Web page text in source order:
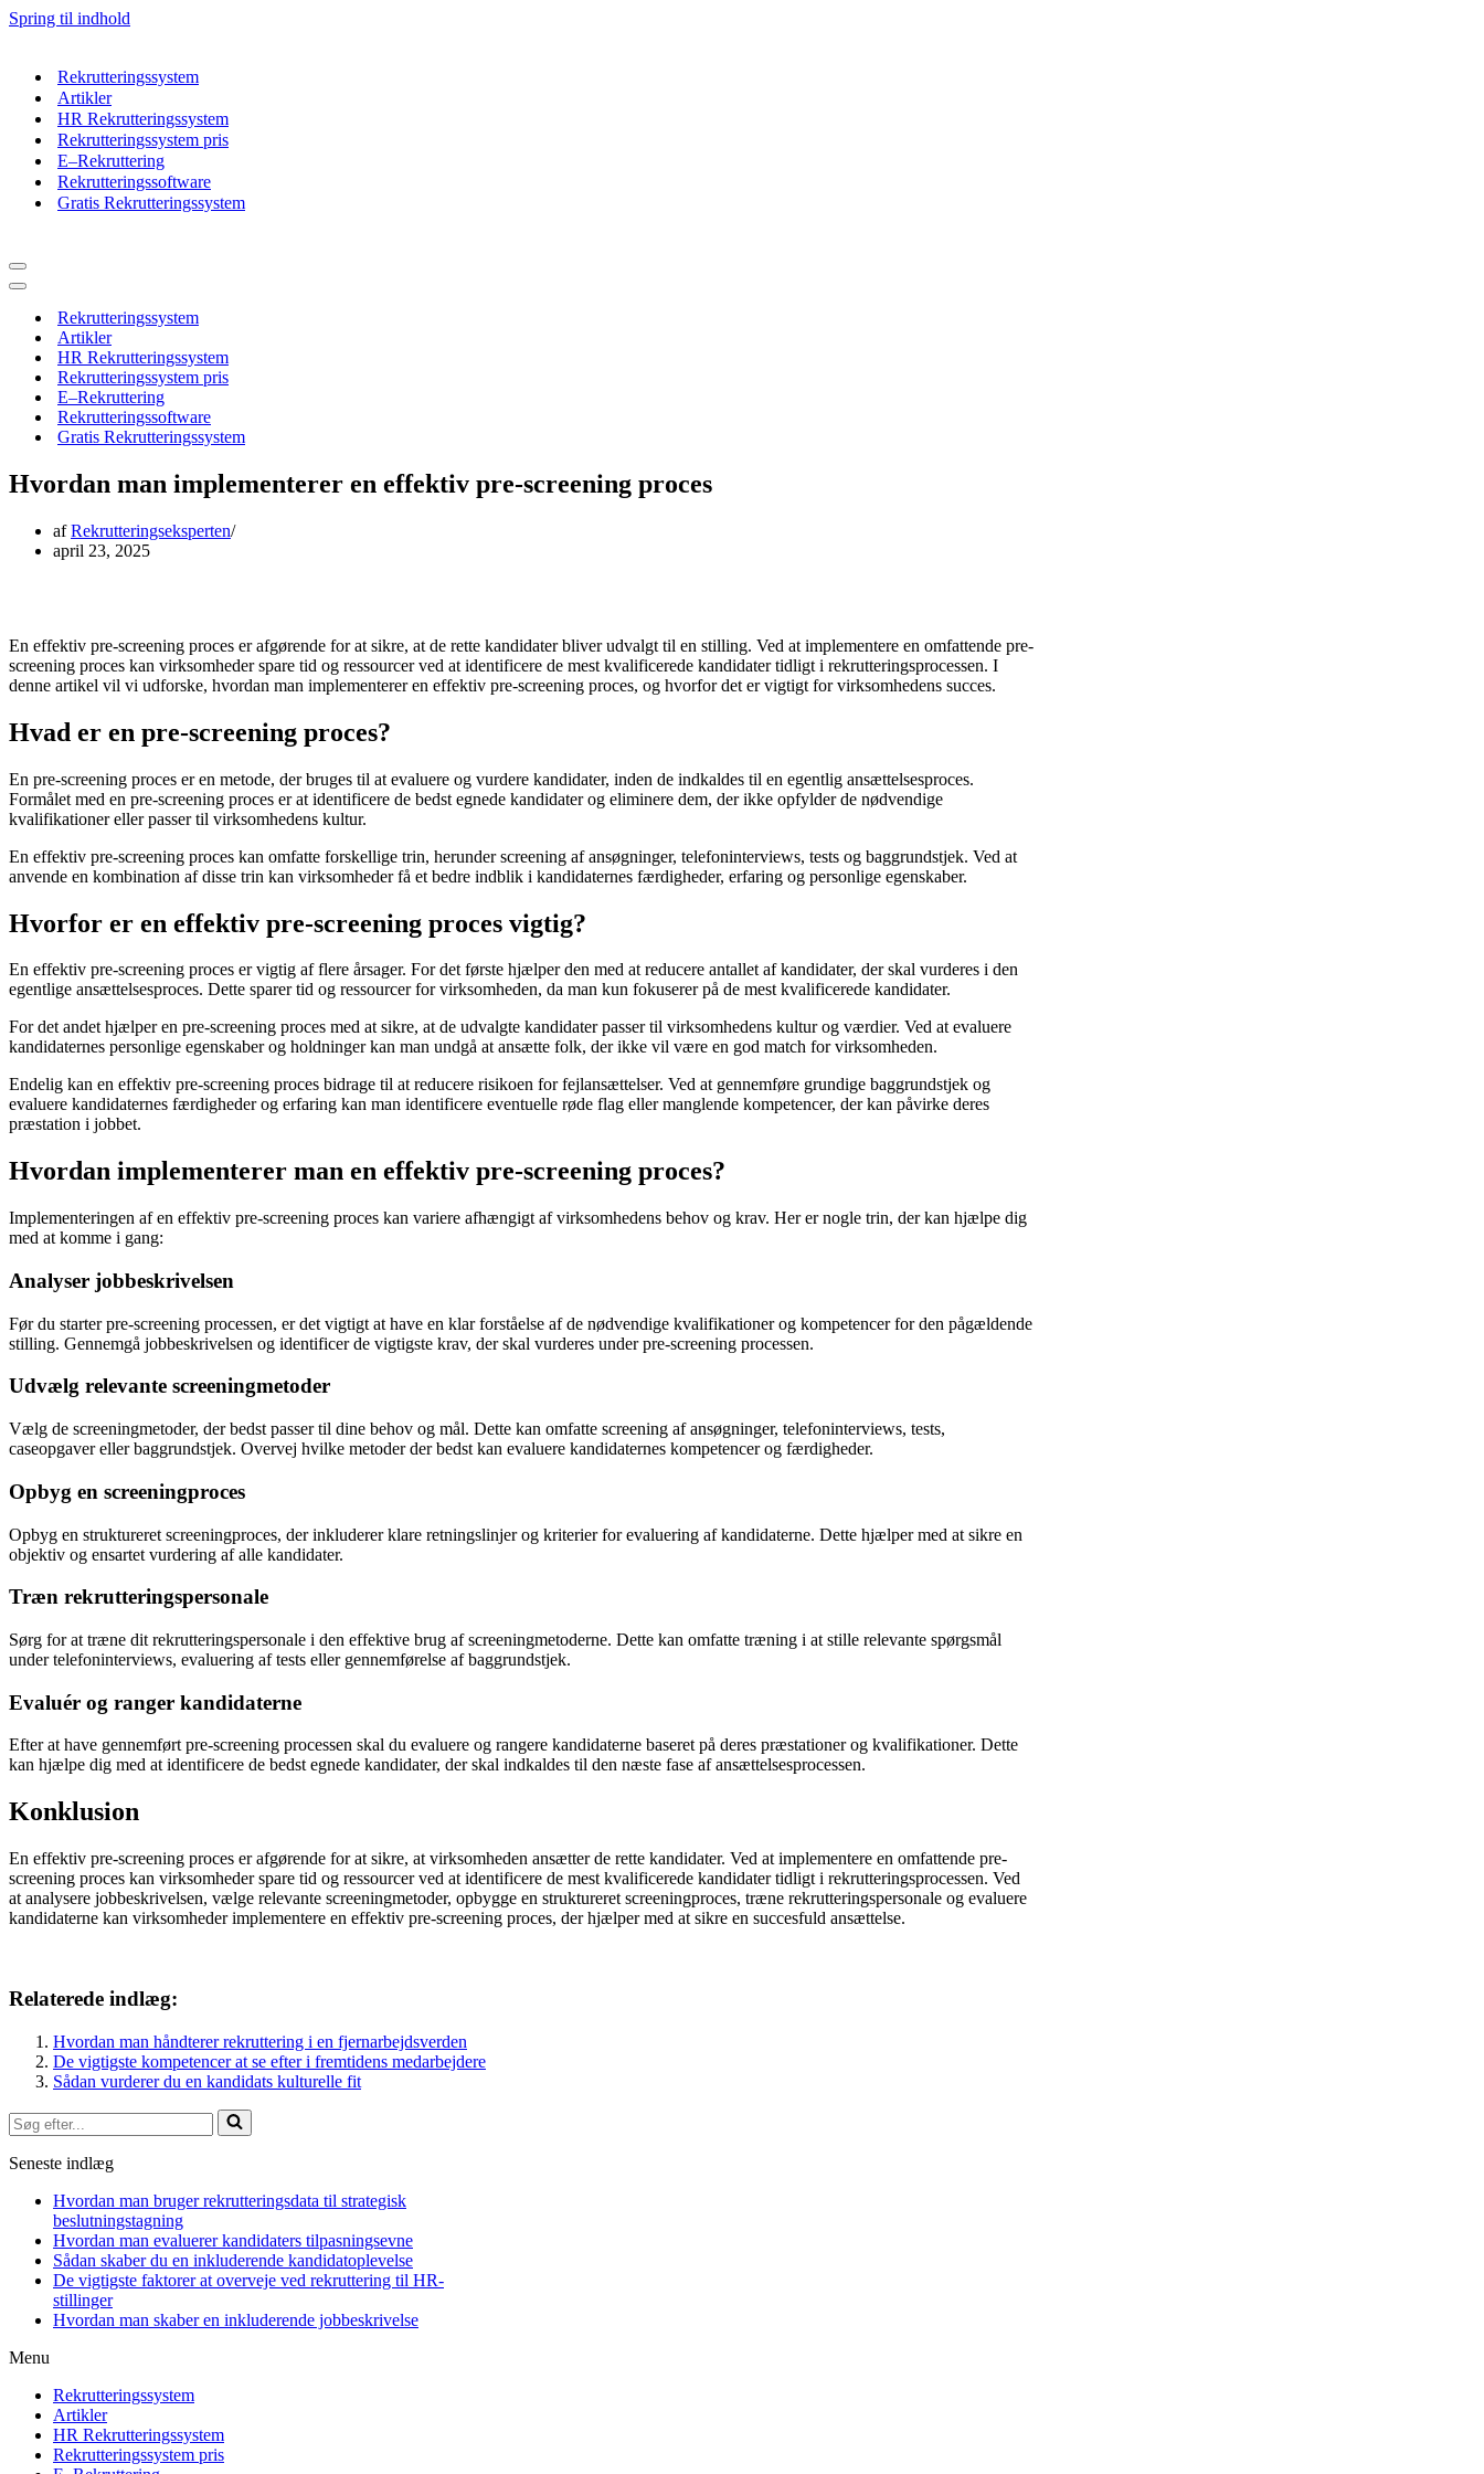
Spring til indhold
Rekrutteringssystem
Artikler
HR Rekrutteringssystem
Rekrutteringssystem pris
E–Rekruttering
Rekrutteringssoftware
Gratis Rekrutteringssystem
Navigation
menu
Navigation
Rekrutteringssystem
Artikler
HR Rekrutteringssystem
Rekrutteringssystem pris
E–Rekruttering
Rekrutteringssoftware
Gratis Rekrutteringssystem
Hvordan man implementerer en effektiv pre-screening proces
afRekrutteringseksperten
april 23, 2025
En effektiv pre-screening proces er afgørende for at sikre, at de rette kandidater bliver udvalgt til en stilling. Ved at implementere en omfattende pre-
screening proces kan virksomheder spare tid og ressourcer ved at identificere de mest kvalificerede kandidater tidligt i rekrutteringsprocessen. I
denne artikel vil vi udforske, hvordan man implementerer en effektiv pre-screening proces, og hvorfor det er vigtigt for virksomhedens succes.
Hvad er en pre-screening proces?
En pre-screening proces er en metode, der bruges til at evaluere og vurdere kandidater, inden de indkaldes til en egentlig ansættelsesproces.
Formålet med en pre-screening proces er at identificere de bedst egnede kandidater og eliminere dem, der ikke opfylder de nødvendige
kvalifikationer eller passer til virksomhedens kultur.
En effektiv pre-screening proces kan omfatte forskellige trin, herunder screening af ansøgninger, telefoninterviews, tests og baggrundstjek. Ved at
anvende en kombination af disse trin kan virksomheder få et bedre indblik i kandidaternes færdigheder, erfaring og personlige egenskaber.
Hvorfor er en effektiv pre-screening proces vigtig?
En effektiv pre-screening proces er vigtig af flere årsager. For det første hjælper den med at reducere antallet af kandidater, der skal vurderes i den
egentlige ansættelsesproces. Dette sparer tid og ressourcer for virksomheden, da man kun fokuserer på de mest kvalificerede kandidater.
For det andet hjælper en pre-screening proces med at sikre, at de udvalgte kandidater passer til virksomhedens kultur og værdier. Ved at evaluere
kandidaternes personlige egenskaber og holdninger kan man undgå at ansætte folk, der ikke vil være en god match for virksomheden.
Endelig kan en effektiv pre-screening proces bidrage til at reducere risikoen for fejlansættelser. Ved at gennemføre grundige baggrundstjek og
evaluere kandidaternes færdigheder og erfaring kan man identificere eventuelle røde flag eller manglende kompetencer, der kan påvirke deres
præstation i jobbet.
Hvordan implementerer man en effektiv pre-screening proces?
Implementeringen af en effektiv pre-screening proces kan variere afhængigt af virksomhedens behov og krav. Her er nogle trin, der kan hjælpe dig
med at komme i gang:
Analyser jobbeskrivelsen
Før du starter pre-screening processen, er det vigtigt at have en klar forståelse af de nødvendige kvalifikationer og kompetencer for den pågældende
stilling. Gennemgå jobbeskrivelsen og identificer de vigtigste krav, der skal vurderes under pre-screening processen.
Udvælg relevante screeningmetoder
Vælg de screeningmetoder, der bedst passer til dine behov og mål. Dette kan omfatte screening af ansøgninger, telefoninterviews, tests,
caseopgaver eller baggrundstjek. Overvej hvilke metoder der bedst kan evaluere kandidaternes kompetencer og færdigheder.
Opbyg en screeningproces
Opbyg en struktureret screeningproces, der inkluderer klare retningslinjer og kriterier for evaluering af kandidaterne. Dette hjælper med at sikre en
objektiv og ensartet vurdering af alle kandidater.
Træn rekrutteringspersonale
Sørg for at træne dit rekrutteringspersonale i den effektive brug af screeningmetoderne. Dette kan omfatte træning i at stille relevante spørgsmål
under telefoninterviews, evaluering af tests eller gennemførelse af baggrundstjek.
Evaluér og ranger kandidaterne
Efter at have gennemført pre-screening processen skal du evaluere og rangere kandidaterne baseret på deres præstationer og kvalifikationer. Dette
kan hjælpe dig med at identificere de bedst egnede kandidater, der skal indkaldes til den næste fase af ansættelsesprocessen.
Konklusion
En effektiv pre-screening proces er afgørende for at sikre, at virksomheden ansætter de rette kandidater. Ved at implementere en omfattende pre-
screening proces kan virksomheder spare tid og ressourcer ved at identificere de mest kvalificerede kandidater tidligt i rekrutteringsprocessen. Ved
at analysere jobbeskrivelsen, vælge relevante screeningmetoder, opbygge en struktureret screeningproces, træne rekrutteringspersonale og evaluere
kandidaterne kan virksomheder implementere en effektiv pre-screening proces, der hjælper med at sikre en succesfuld ansættelse.
Relaterede indlæg:
Hvordan man håndterer rekruttering i en fjernarbejdsverden
De vigtigste kompetencer at se efter i fremtidens medarbejdere
Sådan vurderer du en kandidats kulturelle fit
Søg
efter...
Seneste indlæg
Hvordan man bruger rekrutteringsdata til strategisk
beslutningstagning
Hvordan man evaluerer kandidaters tilpasningsevne
Sådan skaber du en inkluderende kandidatoplevelse
De vigtigste faktorer at overveje ved rekruttering til HR-
stillinger
Hvordan man skaber en inkluderende jobbeskrivelse
Menu
Rekrutteringssystem
Artikler
HR Rekrutteringssystem
Rekrutteringssystem pris